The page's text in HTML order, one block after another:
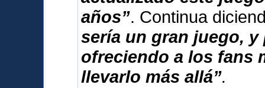
años”. Continua
sería un gran juego,
ofreciendo a los fans
llevarlo más allá”.